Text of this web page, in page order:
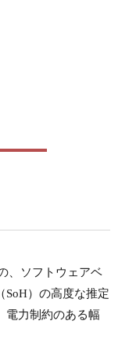
、ソフトウェアベ
）の高度な推定
電力制約のある幅